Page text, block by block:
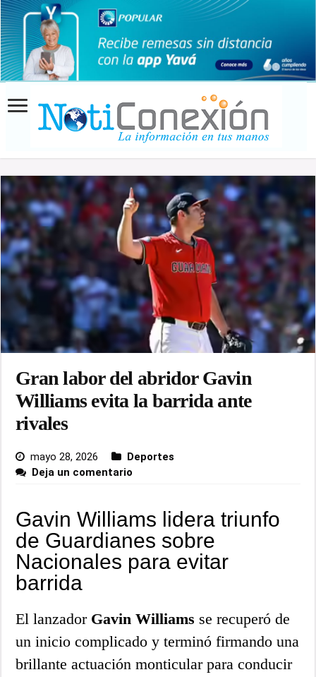
Gran labor del abridor Gavin
Williams evita la barrida ante
rivales
mayo 28, 2026
Deportes
Deja un comentario
Gavin Williams lidera triunfo
de Guardianes sobre
Nacionales para evitar
barrida
El lanzador Gavin Williams se recuperó de
un inicio complicado y terminó firmando una
brillante actuación monticular para conducir